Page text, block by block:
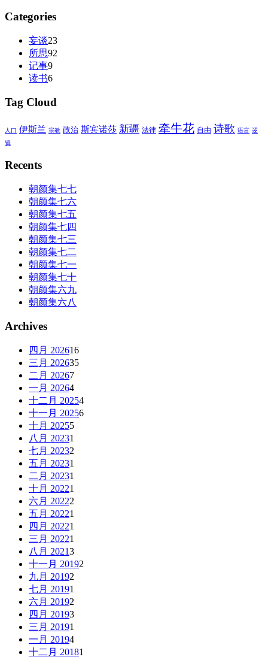
Categories
妄谈23
所思92
记事9
读书6
Tag Cloud
人口 伊斯兰 宗教 政治 斯宾诺莎 新疆 法律 牵牛花 自由 诗歌 语言 逻
辑
Recents
朝颜集七七
朝颜集七六
朝颜集七五
朝颜集七四
朝颜集七三
朝颜集七二
朝颜集七一
朝颜集七十
朝颜集六九
朝颜集六八
Archives
四月 202616
三月 202635
二月 20267
一月 20264
十二月 20254
十一月 20256
十月 20255
八月 20231
七月 20232
五月 20231
二月 20231
十月 20221
六月 20222
五月 20221
四月 20221
三月 20221
八月 20213
十一月 20192
九月 20192
七月 20191
六月 20192
四月 20193
三月 20191
一月 20194
十二月 20181